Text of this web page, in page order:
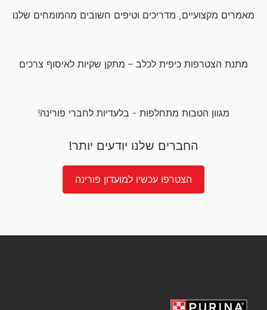
מאמרים מקצועיים, מדריכים וטיפים חשובים מהמומחים שלנו
מתנת הצטרפות כיפית לכלב – מתקן שקיות לאיסוף צרכים
מגוון הטבות מתחלפות - בלעדיות לחברי פורינה!
החברים שלנו יודעים יותר!
הצטרפו עכשיו למועדון פורינה